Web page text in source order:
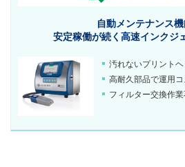
自動メンテナンス
安定稼働が続く 高速インクジ
汚れないプリント
高耐久部品で運用
フィルター交換作